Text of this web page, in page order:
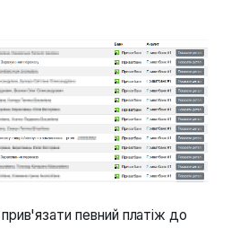
певний платіж до